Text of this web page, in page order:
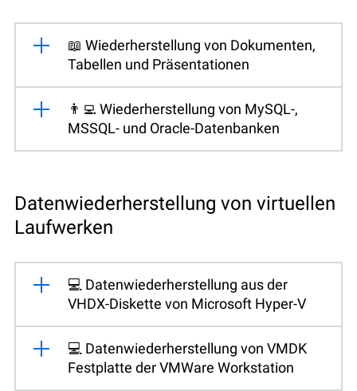
📖 Wiederherstellung von Dokumenten,
Tabellen und Präsentationen
👨‍💻 Wiederherstellung von MySQL-,
MSSQL- und Oracle-Datenbanken
Datenwiederherstellung von virtuellen
Laufwerken
💻 Datenwiederherstellung aus der
VHDX-Diskette von Microsoft Hyper-V
💻 Datenwiederherstellung von VMDK
Festplatte der VMWare Workstation